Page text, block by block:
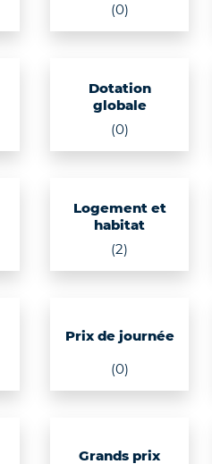
(0)
Dotation
globale
(0)
Logement et
habitat
(2)
Prix de journée
(0)
Grands prix